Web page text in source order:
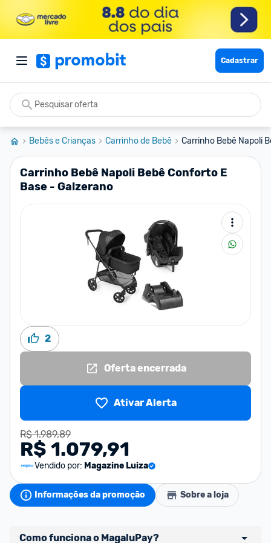
Cadastrar
Bebês e Crianças Carrinho de Bebê Carrinho Bebê Napoli
Carrinho Bebê Napoli Bebê Conforto E
Base - Galzerano
2
Oferta encerrada
Ativar Alerta
R$ 1.989,89
R$ 1.079,91
Vendido por: Magazine Luiza
Informações da promoção Sobre a loja
Como funciona o MagaluPay?